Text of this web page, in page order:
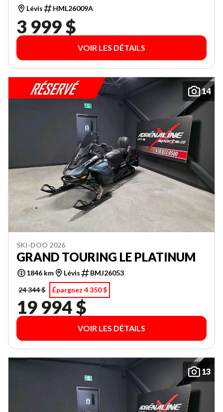
Lévis HML26009A
3 999 $
VOIR LES DÉTAILS
14
SKI-DOO 2026
GRAND TOURING LE PLATINUM
1846 km Lévis
BMJ26053
24 344 $
Épargnez 4 350 $
19 994 $
VOIR LES DÉTAILS
13